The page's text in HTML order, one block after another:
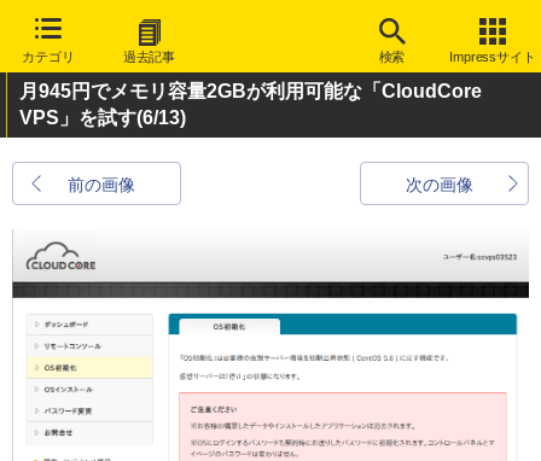
カテゴリ 過去記事 検索 Impressサイト
月945円でメモリ容量2GBが利用可能な「CloudCore
VPS」を試す(6/13)
前の画像 次の画像